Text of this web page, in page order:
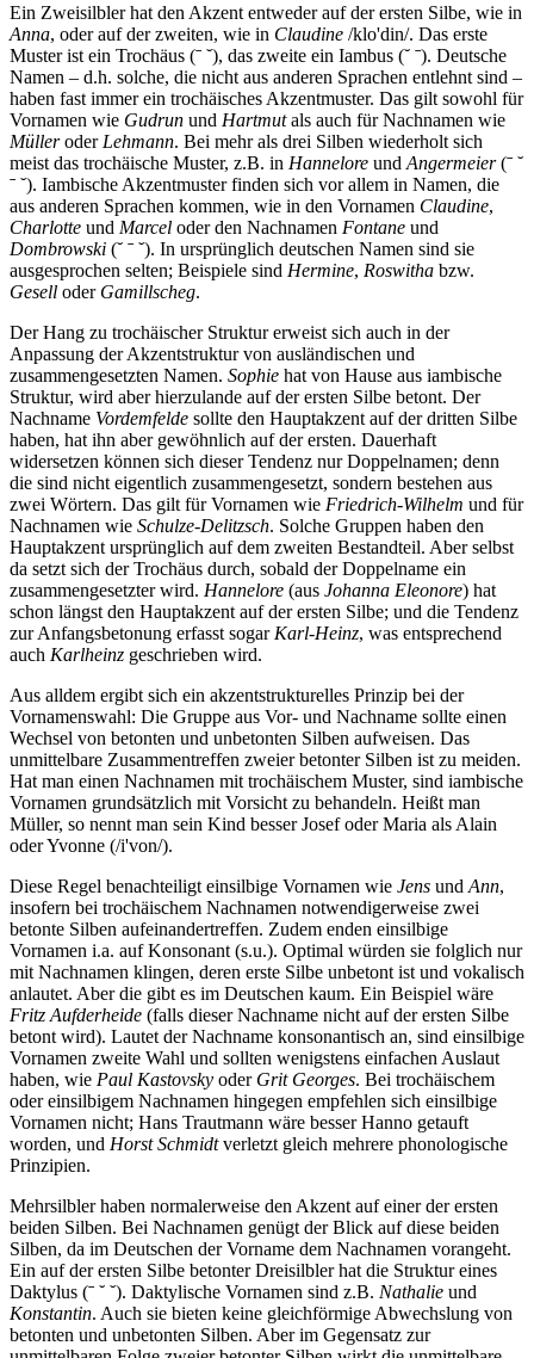
Ein Zweisilbler hat den Akzent entweder auf der ersten Silbe, wie in
Anna, oder auf der zweiten, wie in Claudine /klo'din/. Das erste
Muster ist ein Trochäus (ˉ ˘), das zweite ein Iambus (˘ ˉ). Deutsche
Namen – d.h. solche, die nicht aus anderen Sprachen entlehnt sind –
haben fast immer ein trochäisches Akzentmuster. Das gilt sowohl für
Vornamen wie Gudrun und Hartmutals auch für Nachnamen wie
Mülleroder Lehmann. Bei mehr als drei Silben wiederholt sich
meist das trochäische Muster, z.B. in Hannelore und Angermeier(ˉ ˘
ˉ ˘). Iambische Akzentmuster finden sich vor allem in Namen, die
aus anderen Sprachen kommen, wie in den Vornamen Claudine,
Charlotte und Marcel oder den Nachnamen Fontane und
Dombrowski (˘ ˉ ˘). In ursprünglich deutschen Namen sind sie
ausgesprochen selten; Beispiele sind Hermine, Roswitha bzw.
Gesell oder Gamillscheg.
Der Hang zu trochäischer Struktur erweist sich auch in der
Anpassung der Akzentstruktur von ausländischen und
zusammengesetzten Namen. Sophie hat von Hause aus iambische
Struktur, wird aber hierzulande auf der ersten Silbe betont. Der
Nachname Vordemfelde sollte den Hauptakzent auf der dritten Silbe
haben, hat ihn aber gewöhnlich auf der ersten. Dauerhaft
widersetzen können sich dieser Tendenz nur Doppelnamen; denn
die sind nicht eigentlich zusammengesetzt, sondern bestehen aus
zwei Wörtern. Das gilt für Vornamen wie Friedrich-Wilhelm und für
Nachnamen wie Schulze-Delitzsch. Solche Gruppen haben den
Hauptakzent ursprünglich auf dem zweiten Bestandteil. Aber selbst
da setzt sich der Trochäus durch, sobald der Doppelname ein
zusammengesetzter wird. Hannelore (aus Johanna Eleonore) hat
schon längst den Hauptakzent auf der ersten Silbe; und die Tendenz
zur Anfangsbetonung erfasst sogar Karl-Heinz, was entsprechend
auch Karlheinz geschrieben wird.
Aus alldem ergibt sich ein akzentstrukturelles Prinzip bei der
Vornamenswahl: Die Gruppe aus Vor- und Nachname sollte einen
Wechsel von betonten und unbetonten Silben aufweisen. Das
unmittelbare Zusammentreffen zweier betonter Silben ist zu meiden.
Hat man einen Nachnamen mit trochäischem Muster, sind iambische
Vornamen grundsätzlich mit Vorsicht zu behandeln. Heißt man
Müller, so nennt man sein Kind besser Josef oder Maria als Alain
oder Yvonne (/i'von/).
Diese Regel benachteiligt einsilbige Vornamen wie Jens und Ann,
insofern bei trochäischem Nachnamen notwendigerweise zwei
betonte Silben aufeinandertreffen. Zudem enden einsilbige
Vornamen i.a. auf Konsonant (s.u.). Optimal würden sie folglich nur
mit Nachnamen klingen, deren erste Silbe unbetont ist und vokalisch
anlautet. Aber die gibt es im Deutschen kaum. Ein Beispiel wäre
Fritz Aufderheide (falls dieser Nachname nicht auf der ersten Silbe
betont wird). Lautet der Nachname konsonantisch an, sind einsilbige
Vornamen zweite Wahl und sollten wenigstens einfachen Auslaut
haben, wie Paul Kastovsky oder Grit Georges. Bei trochäischem
oder einsilbigem Nachnamen hingegen empfehlen sich einsilbige
Vornamen nicht; Hans Trautmann wäre besser Hanno getauft
worden, und Horst Schmidtverletzt gleich mehrere phonologische
Prinzipien.
Mehrsilbler haben normalerweise den Akzent auf einer der ersten
beiden Silben. Bei Nachnamen genügt der Blick auf diese beiden
Silben, da im Deutschen der Vorname dem Nachnamen vorangeht.
Ein auf der ersten Silbe betonter Dreisilbler hat die Struktur eines
Daktylus (ˉ ˘ ˘). Daktylische Vornamen sind z.B. Nathalie und
Konstantin. Auch sie bieten keine gleichförmige Abwechslung von
betonten und unbetonten Silben. Aber im Gegensatz zur